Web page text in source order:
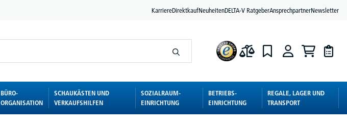
KarriereDirektkaufNeuheitenDELTA-V RatgeberAnsprechpartnerNewsletter
BÜRO-
ORGANISATION
SCHAUKÄSTEN UND
VERKAUFSHILFEN
SOZIALRAUM-
EINRICHTUNG
BETRIEBS-
EINRICHTUNG
REGALE, LAGER UND
TRANSPORT